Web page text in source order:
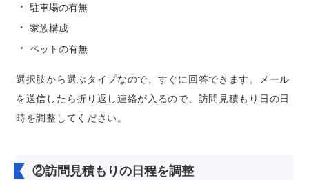
駐車場の有無
家族構成
ペットの有無
選択肢から選ぶタイプなので、すぐに回答できます。メール
を送信したら折り返し連絡が入るので、訪問見積もり日の日
時を調整してください。
②訪問見積もりの日程を調整